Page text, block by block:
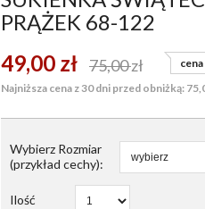
PRĄŻEK 68-122
49,00 zł 75,00zł
Najniższa cena z 30 dni przed obniżką:
Wybierz Rozmiar
(przykład cechy):
Ilość